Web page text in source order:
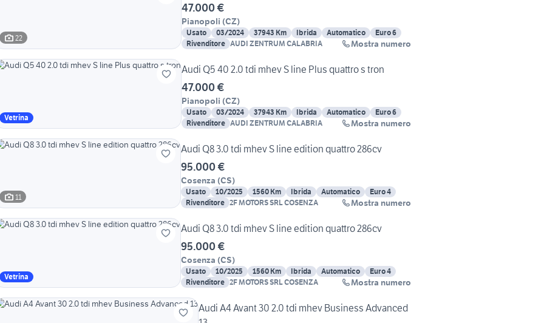
22
47.000 €
Pianopoli (CZ)
Usato 03/2024 37943 Km Ibrida Automatico
Euro 6
Rivenditore AUDI ZENTRUM CALABRIA Mostra numero
Vetrina
Audi Q5 40 2.0 tdi mhev S line Plus quattro s tron
47.000 €
Pianopoli (CZ)
Usato 03/2024 37943 Km Ibrida Automatico
Euro 6
Rivenditore AUDI ZENTRUM CALABRIA Mostra numero
11
Audi Q8 3.0 tdi mhev S line edition quattro 286cv
95.000 €
Cosenza (CS)
Usato 10/2025 1560 Km Ibrida Automatico
Euro 4
Rivenditore 2F MOTORS SRL COSENZA Mostra numero
Vetrina
Audi Q8 3.0 tdi mhev S line edition quattro 286cv
95.000 €
Cosenza (CS)
Usato 10/2025 1560 Km Ibrida Automatico
Euro 4
Rivenditore 2F MOTORS SRL COSENZA Mostra numero
Audi A4 Avant 30 2.0 tdi mhev Business Advanced